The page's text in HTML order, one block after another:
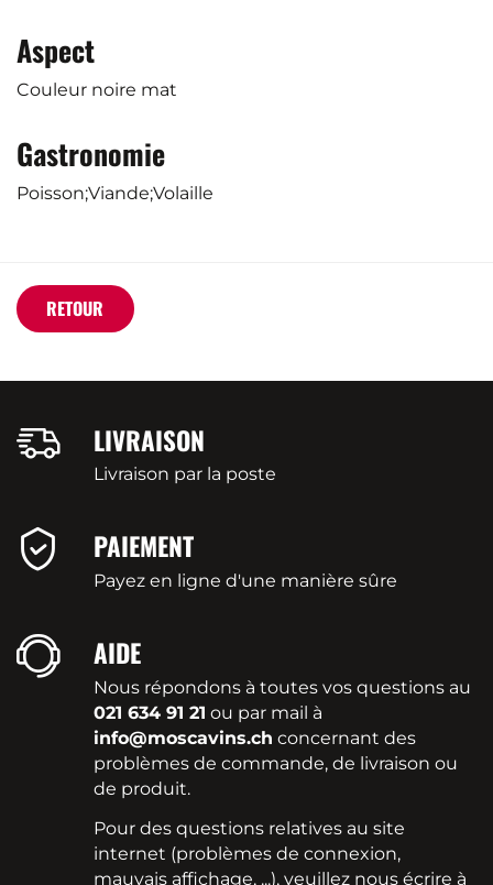
Aspect
Couleur noire mat
Gastronomie
Poisson;Viande;Volaille
RETOUR
LIVRAISON
Livraison par la poste
PAIEMENT
Payez en ligne d'une manière sûre
AIDE
Nous répondons à toutes vos questions au
021 634 91 21 ou par mail à
info@moscavins.ch concernant des
problèmes de commande, de livraison ou
de produit.
Pour des questions relatives au site
internet (problèmes de connexion,
mauvais affichage, ...), veuillez nous écrire à